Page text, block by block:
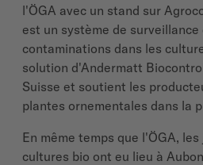
l'ÖGA avec un stand sur
est un système de
contaminations dans les
solution d'Andermatt
Suisse et soutient les
plantes ornementales dans la
En même temps que l'ÖGA,
cultures bio ont eu lieu à